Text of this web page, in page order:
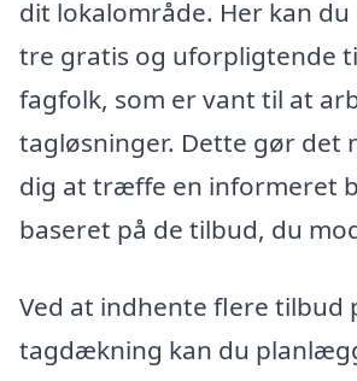
dit lokalområde. Her kan
tre gratis og uforpligtende
fagfolk, som er vant til at
tagløsninger. Dette gør det
dig at træffe en informeret
baseret på de tilbud, du
Ved at indhente flere tilbud
tagdækning kan du